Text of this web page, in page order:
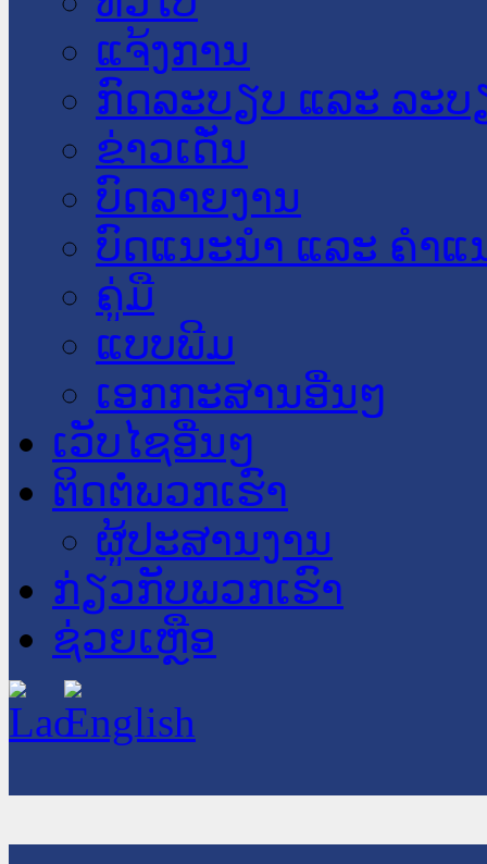
ແຈ້ງການ
ກົດລະບຽບ ແລະ ລະບ
ຂ່າວເດັ່ນ
ບົດລາຍງານ
ບົດແນະນໍາ ແລະ ຄໍາແ
ຄູ່ມື
ແບບພີມ
ເອກກະສານອື່ນໆ
ເວັບໄຊອື່ນໆ
ຕິດຕໍ່ພວກເຮົາ
ຜູ້ປະສານງານ
ກ່ຽວກັບພວກເຮົາ
ຊ່ວຍເຫຼືອ